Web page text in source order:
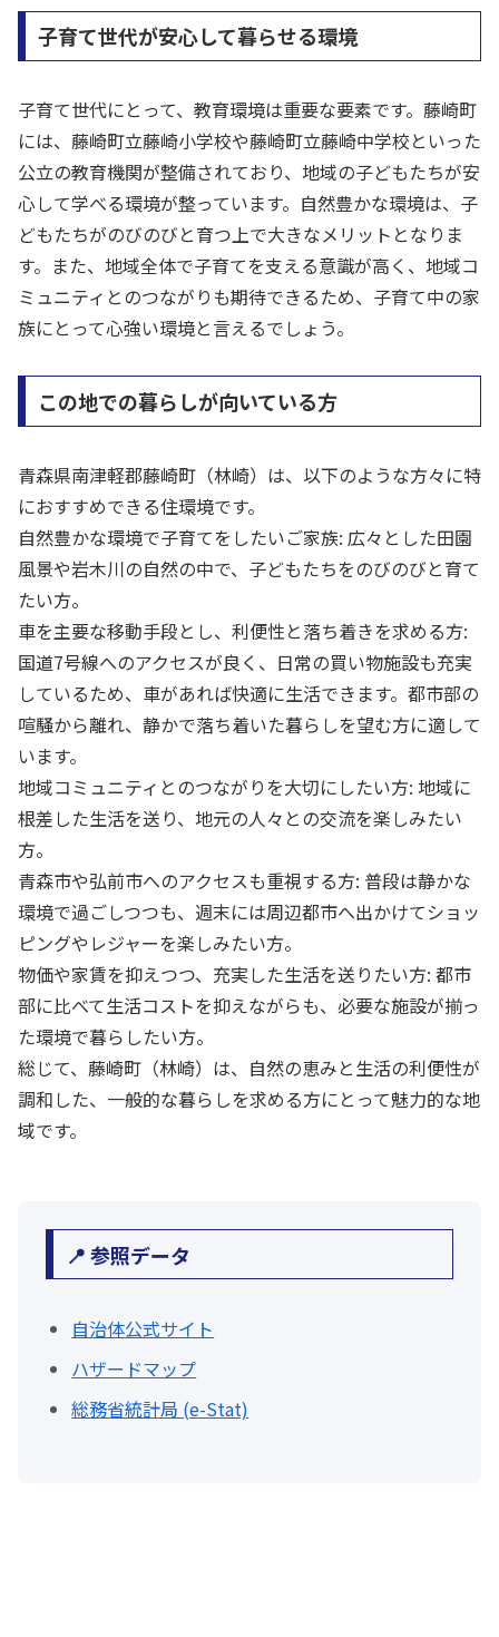
子育て世代が安心して暮らせる環境
子育て世代にとって、教育環境は重要な要素です。藤崎町
には、藤崎町立藤崎小学校や藤崎町立藤崎中学校といった
公立の教育機関が整備されており、地域の子どもたちが安
心して学べる環境が整っています。自然豊かな環境は、子
どもたちがのびのびと育つ上で大きなメリットとなりま
す。また、地域全体で子育てを支える意識が高く、地域コ
ミュニティとのつながりも期待できるため、子育て中の家
族にとって心強い環境と言えるでしょう。
この地での暮らしが向いている方
青森県南津軽郡藤崎町（林崎）は、以下のような方々に特
におすすめできる住環境です。
自然豊かな環境で子育てをしたいご家族: 広々とした田園
風景や岩木川の自然の中で、子どもたちをのびのびと育て
たい方。
車を主要な移動手段とし、利便性と落ち着きを求める方:
国道7号線へのアクセスが良く、日常の買い物施設も充実
しているため、車があれば快適に生活できます。都市部の
喧騒から離れ、静かで落ち着いた暮らしを望む方に適して
います。
地域コミュニティとのつながりを大切にしたい方: 地域に
根差した生活を送り、地元の人々との交流を楽しみたい
方。
青森市や弘前市へのアクセスも重視する方: 普段は静かな
環境で過ごしつつも、週末には周辺都市へ出かけてショッ
ピングやレジャーを楽しみたい方。
物価や家賃を抑えつつ、充実した生活を送りたい方: 都市
部に比べて生活コストを抑えながらも、必要な施設が揃っ
た環境で暮らしたい方。
総じて、藤崎町（林崎）は、自然の恵みと生活の利便性が
調和した、一般的な暮らしを求める方にとって魅力的な地
域です。
📍 参照データ
自治体公式サイト
ハザードマップ
総務省統計局 (e-Stat)